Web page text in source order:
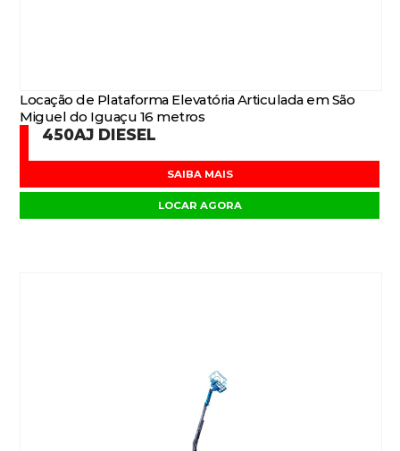
Locação de Plataforma Elevatória Articulada em São
Miguel do Iguaçu 16 metros
450AJ DIESEL
SAIBA MAIS
LOCAR AGORA